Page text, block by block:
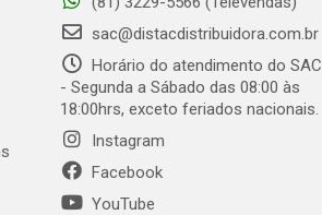
sac@distacdistribuidora.com.br
Horário do atendimento do SAC
- Segunda a Sábado das 08:00 às
18:00hrs, exceto feriados nacionais.
Instagram
Facebook
YouTube